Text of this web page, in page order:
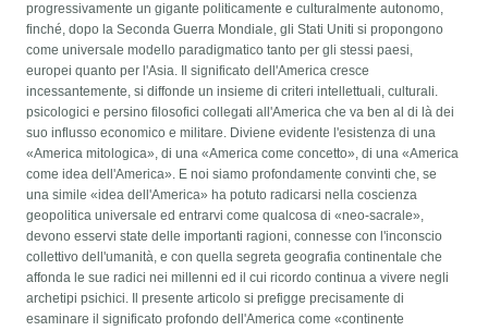
progressivamente un gigante politicamente e culturalmente autonomo,
finché, dopo la Seconda Guerra Mondiale, gli Stati Uniti si propongono
come universale modello paradigmatico tanto per gli stessi paesi,
europei quanto per l'Asia. Il significato dell'America cresce
incessantemente, si diffonde un insieme di criteri intellettuali, culturali.
psicologici e persino filosofici collegati all'America che va ben al di là dei
suo influsso economico e militare. Diviene evidente l'esistenza di una
«America mitologica», di una «America come concetto», di una «America
come idea dell'America». E noi siamo profondamente convinti che, se
una simile «idea dell'America» ha potuto radicarsi nella coscienza
geopolitica universale ed entrarvi come qualcosa di «neo-sacrale»,
devono esservi state delle importanti ragioni, connesse con l'inconscio
collettivo dell'umanità, e con quella segreta geografia continentale che
affonda le sue radici nei millenni ed il cui ricordo continua a vivere negli
archetipi psichici. Il presente articolo si prefigge precisamente di
esaminare il significato profondo dell'America come «continente